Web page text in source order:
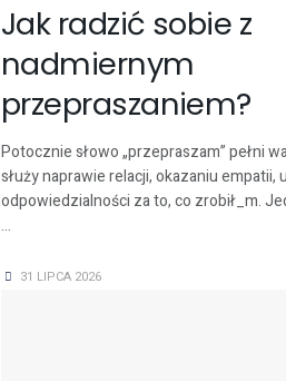
Jak radzić sobie z
nadmiernym
przepraszaniem?
Potocznie słowo „przepraszam” pełni
służy naprawie relacji, okazaniu empatii,
odpowiedzialności za to, co zrobił_m.
...
31 LIPCA 2026